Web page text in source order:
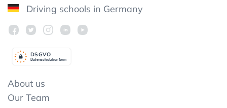
Driving schools in Germany
Datenschutzkonform
DSGVO
About us
Our Team